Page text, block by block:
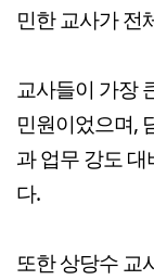
민한 교사가 전
교사들이 가장
민원이었으며,
과 업무 강도
다.
또한 상당수 교